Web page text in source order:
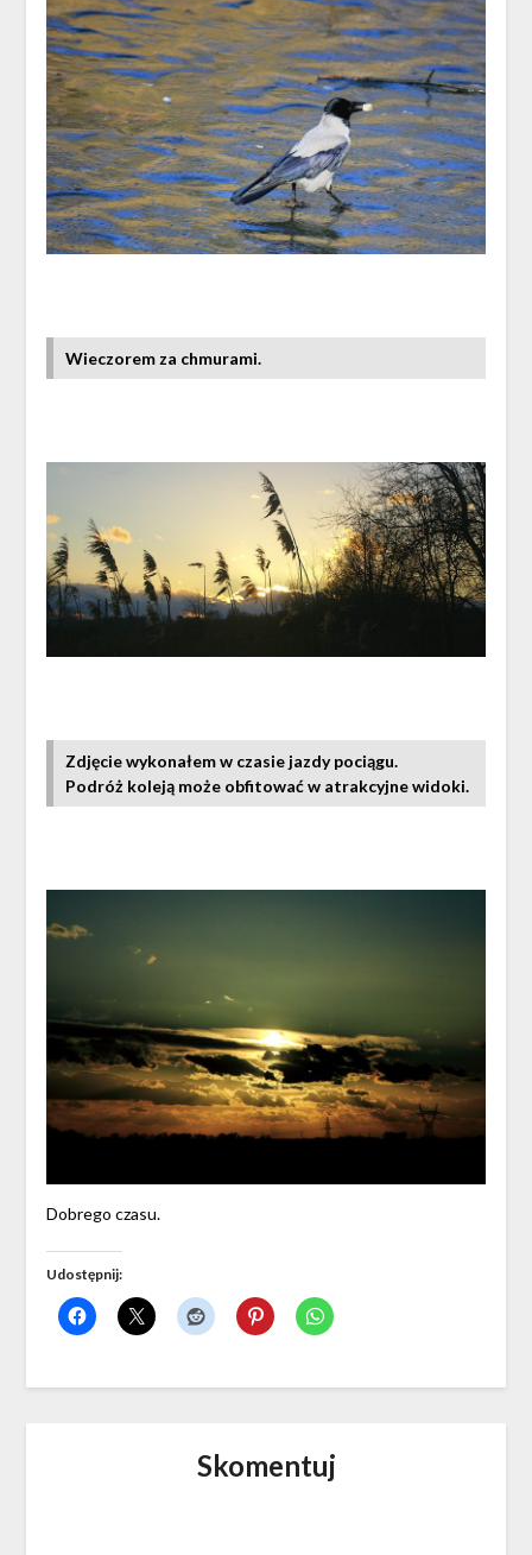
Wieczorem za chmurami.
Zdjęcie wykonałem w czasie jazdy pociągu.
Podróż koleją może obfitować w atrakcyjne widoki.
Dobrego czasu.
Udostępnij:
Skomentuj